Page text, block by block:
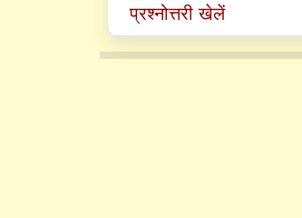
प्रश्नोत्तरी खेलें